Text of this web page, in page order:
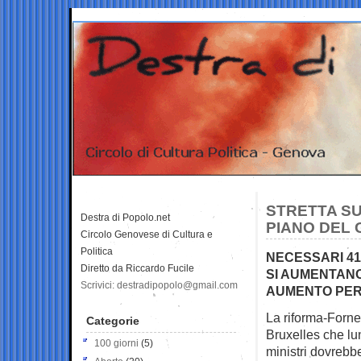
STRETTA
PIANO DEL
NECESSARI
SI
AUMENTO
La riforma-
Bruxelles che
ministri
Destra di Popolo.net
Circolo Genovese di Cultura e
Politica
Diretto da Riccardo Fucile
Scrivici: destradipopolo@gmail.com
Categorie
100 giorni (5)